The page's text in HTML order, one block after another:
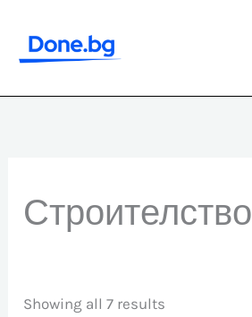
content
Строителство
Showing all 7 results